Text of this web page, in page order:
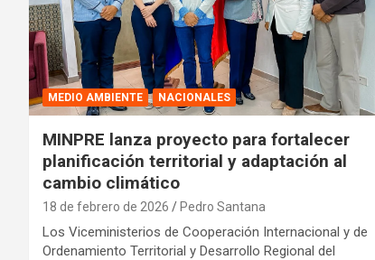
MEDIO AMBIENTE NACIONALES
MINPRE lanza proyecto para fortalecer
planificación territorial y adaptación al
cambio climático
18 de febrero de 2026 Pedro Santana
Los Viceministerios de Cooperación Internacional y de
Ordenamiento Territorial y Desarrollo Regional del